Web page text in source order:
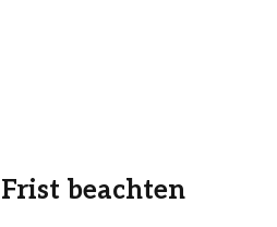
beachten